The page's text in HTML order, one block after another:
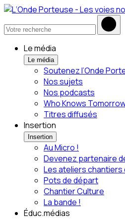
Le média
Le média
Soutenez l’Onde
Nos sujets
Nos podcasts
Who Knows
Titres diffusés
Insertion
Insertion
Au Micro !
Devenez partenaire
Les ateliers chantiers
Pots de départ
Chantier Culture
La bande !
Éduc.médias